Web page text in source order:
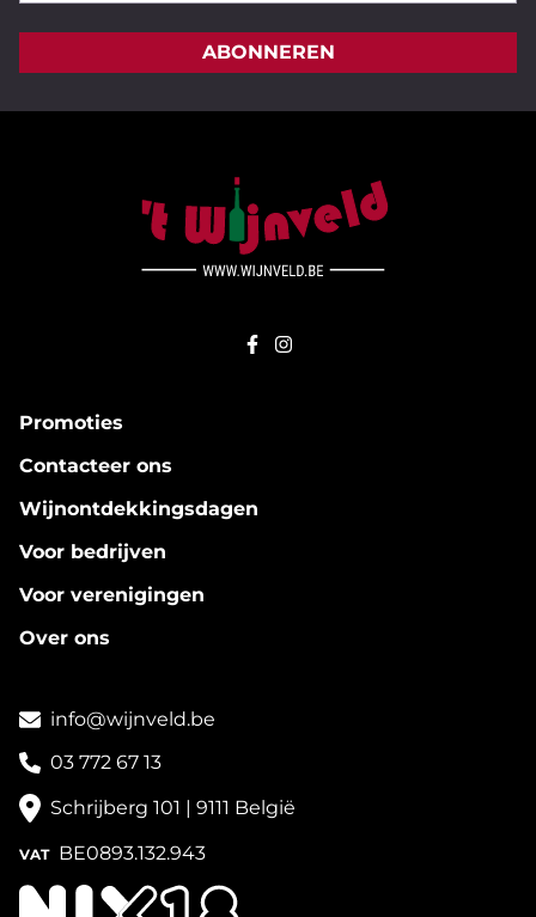
ABONNEREN
Promoties
Contacteer ons
Wijnontdekkingsdagen
Voor bedrijven
Voor verenigingen
Over ons
info@wijnveld.be
03 772 67 13
Schrijberg 101 | 9111 België
VAT BE0893.132.943